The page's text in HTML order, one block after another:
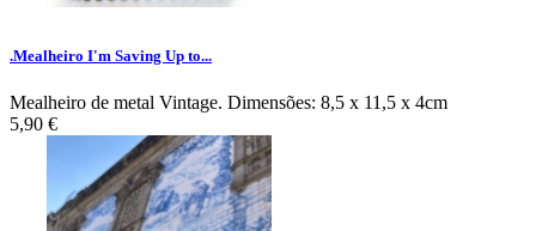
.Mealheiro I'm Saving Up to...
Mealheiro de metal Vintage. Dimensões: 8,5 x 11,5 x 4cm
5,90 €